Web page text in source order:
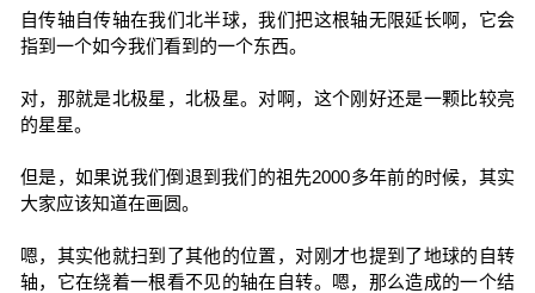
自传轴自传轴在我们北半球，我们把这根轴无限延长啊，它会
指到一个如今我们看到的一个东西。
对，那就是北极星，北极星。对啊，这个刚好还是一颗比较亮
的星星。
但是，如果说我们倒退到我们的祖先2000多年前的时候，其实
大家应该知道在画圆。
嗯，其实他就扫到了其他的位置，对刚才也提到了地球的自转
轴，它在绕着一根看不见的轴在自转。嗯，那么造成的一个结